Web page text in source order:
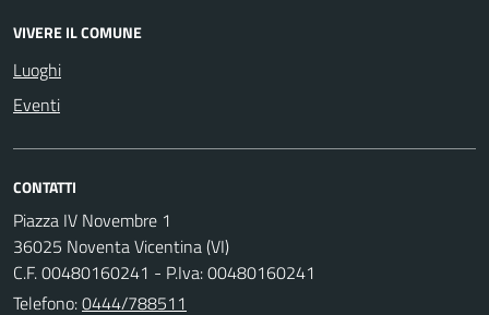
VIVERE IL COMUNE
Luoghi
Eventi
CONTATTI
Piazza IV Novembre 1
36025 Noventa Vicentina (VI)
C.F. 00480160241 - P.Iva: 00480160241
Telefono:0444/788511